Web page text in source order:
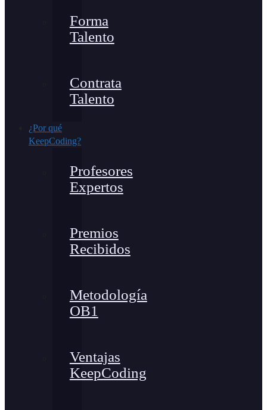
Forma
Talento
Contrata
Talento
¿Por qué
KeepCoding?
Profesores
Expertos
Premios
Recibidos
Metodología
OB1
Ventajas
KeepCoding